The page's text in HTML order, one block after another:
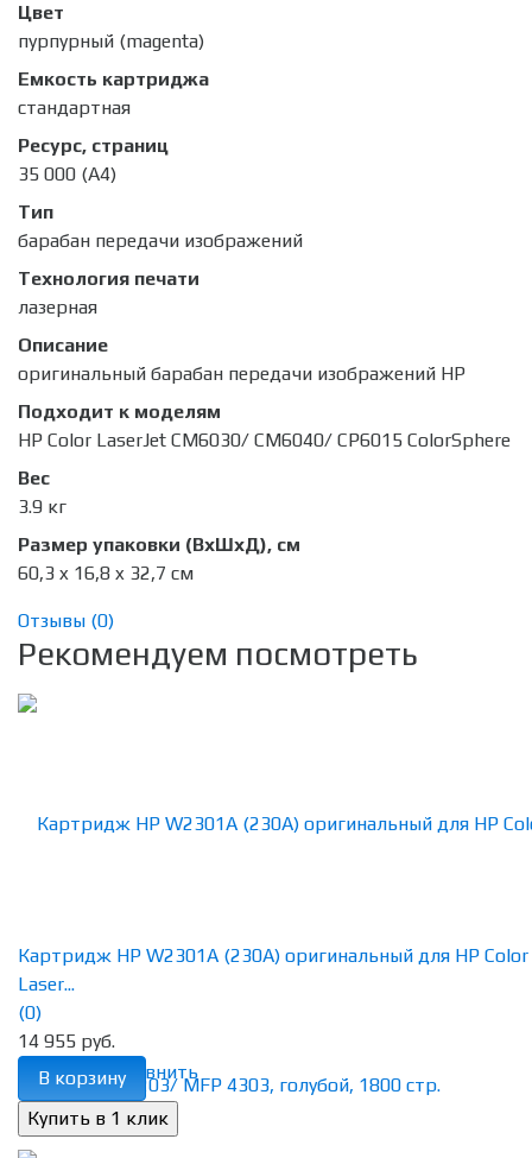
Цвет
пурпурный (magenta)
Емкость картриджа
стандартная
Ресурс, страниц
35 000 (A4)
Тип
барабан передачи изображений
Технология печати
лазерная
Описание
оригинальный барабан передачи изображений HP
Подходит к моделям
HP Color LaserJet CM6030/ CM6040/ CP6015 ColorSphere
Вес
3.9 кг
Размер упаковки (ВхШхД), см
60,3 x 16,8 x 32,7 см
Отзывы (0)
Рекомендуем посмотреть
избранное сравнить
Картридж HP W2301A (230A) оригинальный для HP Color
Laser...
(0)
14 955 руб.
В корзину